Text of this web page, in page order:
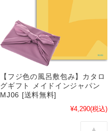
【フジ色の風呂敷包み】カタロ
グギフト メイドインジャパン
MJ06 [送料無料]
¥4,290(税込)